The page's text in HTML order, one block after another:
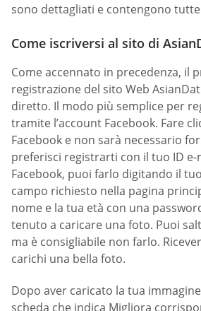
sono dettagliati e contengono
Come iscriversi al sito di
Come accennato in precedenza, il
registrazione del sito Web
diretto. Il modo più semplice per
tramite l’account Facebook. Fare
Facebook e non sarà necessario
preferisci registrarti con il tuo ID e-
Facebook, puoi farlo digitando il
campo richiesto nella pagina
nome e la tua età con una
tenuto a caricare una foto. Puoi
ma è consigliabile non farlo.
carichi una bella foto.
Dopo aver caricato la tua
scheda che indica Migliora